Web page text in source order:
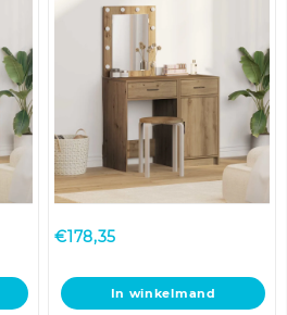
€178,35
In winkelmand